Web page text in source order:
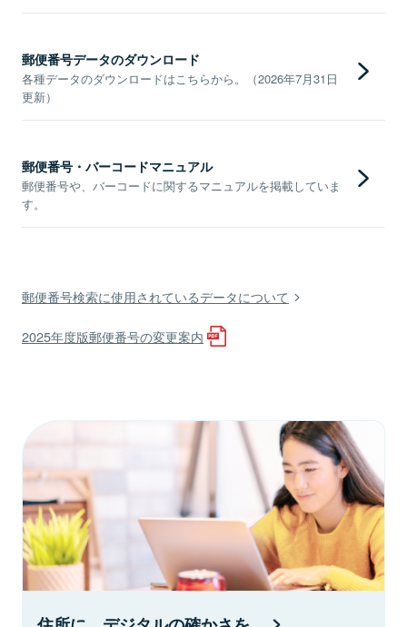
郵便番号データのダウンロード
各種データのダウンロードはこちらから。（2026年7月31日
更新）
郵便番号・バーコードマニュアル
郵便番号や、バーコードに関するマニュアルを掲載していま
す。
郵便番号検索に使用されているデータについて
2025年度版郵便番号の変更案内